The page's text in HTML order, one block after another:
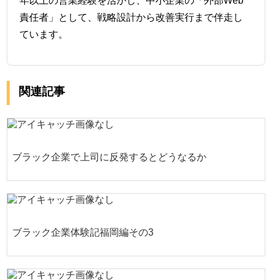
責任者」として、戦略設計から改善実行まで伴走し
ています。
関連記事
ブラック企業で上司に反発するとどうなるか
ブラック企業体験記福岡編その3